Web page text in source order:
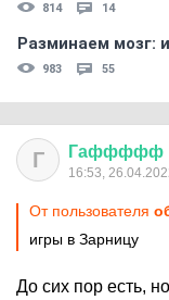
814 14
Разминаем мозг:
983 55
Г Гаффффф
16:53,
От пользователя
игры в Зарницу
До сих пор есть,